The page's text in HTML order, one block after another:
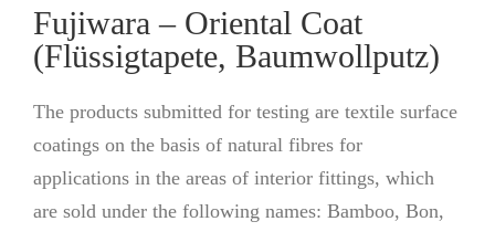
Fujiwara – Oriental Coat
(Flüssigtapete, Baumwollputz)
The products submitted for testing are textile surface
coatings on the basis of natural fibres for
applications in the areas of interior fittings, which
are sold under the following names: Bamboo, Bon,